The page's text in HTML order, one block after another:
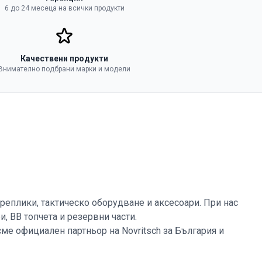
6 до 24 месеца на всички продукти
Качествени продукти
подбрани марки и модели
тактическо оборудване и аксесоари. При нас
топчета и резервни части.
официален партньор на Novritsch за България и